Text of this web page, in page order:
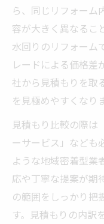
ら、同じリフォーム
容が大きく異なるこ
水回りのリフォーム
レードによる価格差
社から見積もりを取
を見極めやすくなり
見積もり比較の際は
ーサービス」なども
ような地域密着型業
応や丁寧な提案が期
の範囲をしっかり把
す。見積もりの内訳